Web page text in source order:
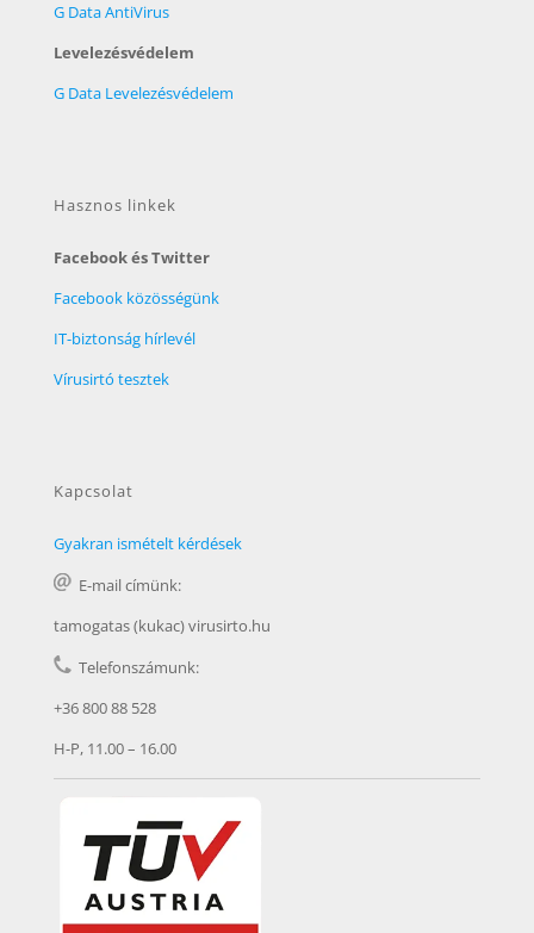
G Data AntiVirus
Levelezésvédelem
G Data Levelezésvédelem
Hasznos linkek
Facebook és Twitter
Facebook közösségünk
IT-biztonság hírlevél
Vírusirtó tesztek
Kapcsolat
Gyakran ismételt kérdések
E-mail címünk:
tamogatas (kukac) virusirto.hu
Telefonszámunk:
+36 800 88 528
H-P, 11.00 – 16.00